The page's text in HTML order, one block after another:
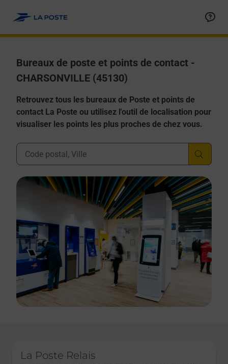
Bureaux de poste et points de contact -
CHARSONVILLE (45130)
Retrouvez tous les bureaux de Poste et points de
contact La Poste ou utilisez l'outil de localisation pour
visualiser les points les plus proches de chez vous.
Ville, Département, Code Postal
La Poste Relais